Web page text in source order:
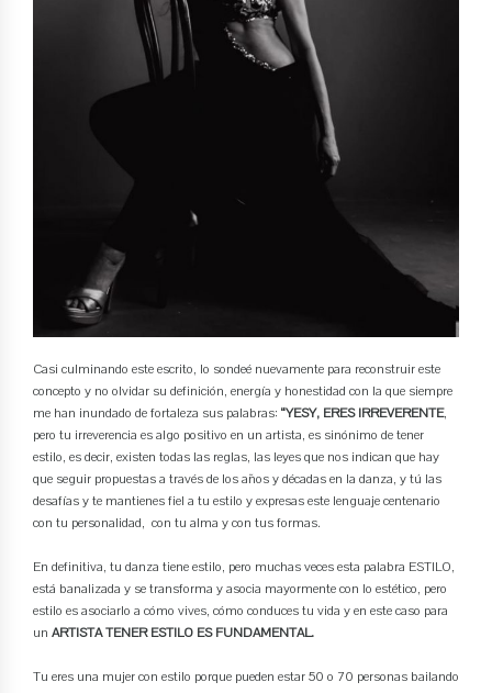
Casi culminando este escrito, lo sondeé nuevamente para reconstruir este
concepto y no olvidar su definición, energía y honestidad con la que siempre
me han inundado de fortaleza sus palabras: “YESY, ERES IRREVERENTE,
pero tu irreverencia es algo positivo en un artista, es sinónimo de tener
estilo, es decir, existen todas las reglas, las leyes que nos indican que hay
que seguir propuestas a través de los años y décadas en la danza, y tú las
desafías y te mantienes fiel a tu estilo y expresas este lenguaje centenario
con tu personalidad, con tu alma y con tus formas.
En definitiva, tu danza tiene estilo, pero muchas veces esta palabra ESTILO,
está banalizada y se transforma y asocia mayormente con lo estético, pero
estilo es asociarlo a cómo vives, cómo conduces tu vida y en este caso para
un ARTISTA TENER ESTILO ES FUNDAMENTAL.
Tu eres una mujer con estilo porque pueden estar 50 o 70 personas bailando